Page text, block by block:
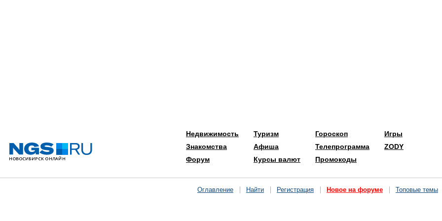
Недвижимость
Знакомства
Форум
Туризм
Афиша
Курсы валют
Гороскоп
Телепрограмма
Промокоды
Игры
ZODY
Оглавление Найти Регистрация Новое на форуме Топовые темы